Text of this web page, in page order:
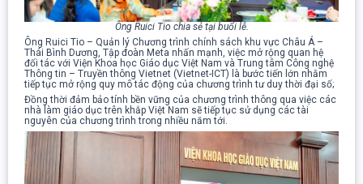
Ông Ruici Tio chia sẻ tại buổi lễ.
Ông Ruici Tio – Quản lý Chương trình chính sách khu vực Châu Á –
Thái Bình Dương, Tập đoàn Meta nhấn mạnh, việc mở rộng quan hệ
đối tác với Viện Khoa học Giáo dục Việt Nam và Trung tâm Công nghệ
Thông tin – Truyền thông Vietnet (Vietnet-ICT) là bước tiến lớn nhằm
tiếp tục mở rộng quy mô tác động của chương trình tư duy thời đại số;
Đồng thời đảm bảo tính bền vững của chương trình thông qua việc các
nhà làm giáo dục trên khắp Việt Nam sẽ tiếp tục sử dụng các tài
nguyên của chương trình trong nhiều năm tới.